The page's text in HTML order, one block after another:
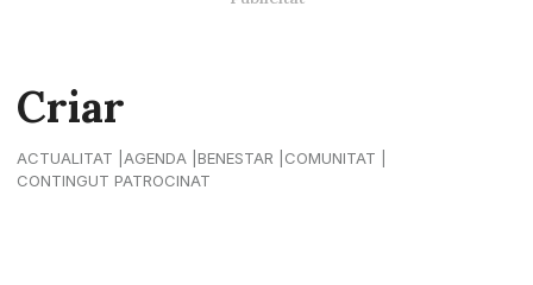
Criar
ACTUALITAT AGENDA BENESTAR
COMUNITAT
CONTINGUT PATROCINAT